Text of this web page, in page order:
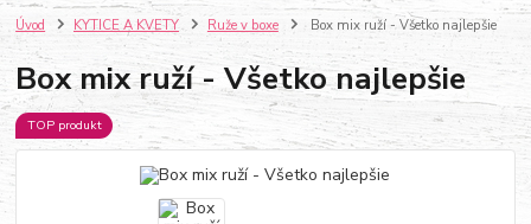
Úvod KYTICE A KVETY Ruže v boxe Box mix ruží - Všetko najlepšie
Box mix ruží - Všetko najlepšie
TOP produkt